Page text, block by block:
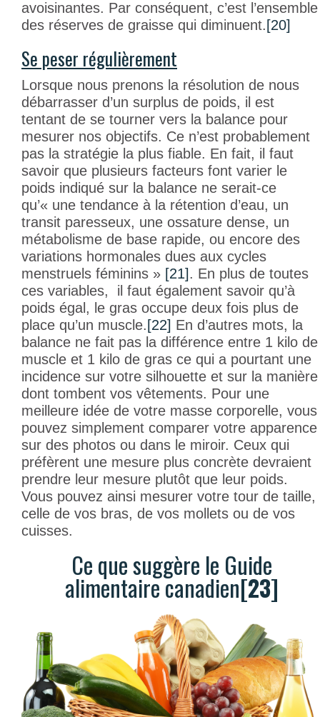
avoisinantes. Par conséquent, c’est l’ensemble
des réserves de graisse qui diminuent.[20]
Se peser régulièrement
Lorsque nous prenons la résolution de nous
débarrasser d’un surplus de poids, il est
tentant de se tourner vers la balance pour
mesurer nos objectifs. Ce n’est probablement
pas la stratégie la plus fiable. En fait, il faut
savoir que plusieurs facteurs font varier le
poids indiqué sur la balance ne serait-ce
qu’« une tendance à la rétention d’eau, un
transit paresseux, une ossature dense, un
métabolisme de base rapide, ou encore des
variations hormonales dues aux cycles
menstruels féminins » [21]. En plus de toutes
ces variables, il faut également savoir qu’à
poids égal, le gras occupe deux fois plus de
place qu’un muscle.[22] En d’autres mots, la
balance ne fait pas la différence entre 1 kilo de
muscle et 1 kilo de gras ce qui a pourtant une
incidence sur votre silhouette et sur la manière
dont tombent vos vêtements. Pour une
meilleure idée de votre masse corporelle, vous
pouvez simplement comparer votre apparence
sur des photos ou dans le miroir. Ceux qui
préfèrent une mesure plus concrète devraient
prendre leur mesure plutôt que leur poids.
Vous pouvez ainsi mesurer votre tour de taille,
celle de vos bras, de vos mollets ou de vos
cuisses.
Ce que suggère le Guide
alimentaire canadien[23]